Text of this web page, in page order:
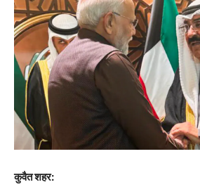
कुवैत शहर: